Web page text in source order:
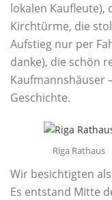
lokalen Kaufleute),
Kirchtürme, die
Aufstieg nur per
danke), die schön
Kaufmannshäuser
Geschichte.
Riga Rathaus
Wir besichtigten
Es entstand Mitte